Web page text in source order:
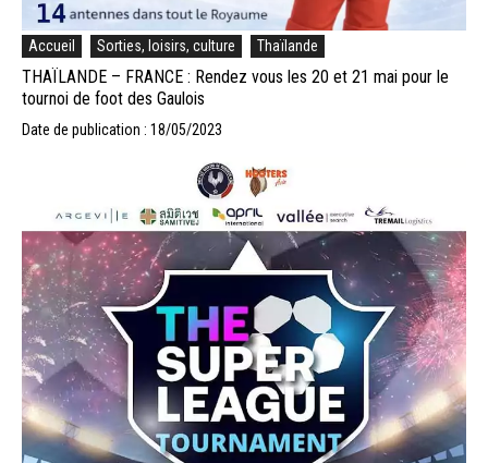
Accueil Sorties, loisirs, culture Thaïlande
THAÏLANDE – FRANCE : Rendez vous les 20 et 21 mai pour le
tournoi de foot des Gaulois
Date de publication : 18/05/2023